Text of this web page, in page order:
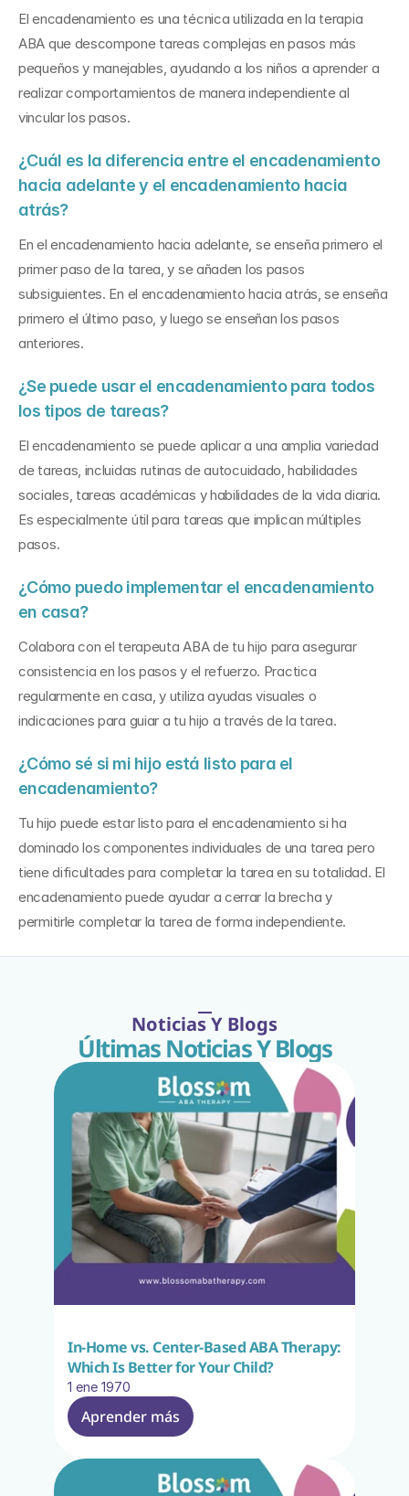
El encadenamiento es una técnica utilizada en la terapia
ABA que descompone tareas complejas en pasos más
pequeños y manejables, ayudando a los niños a aprender a
realizar comportamientos de manera independiente al
vincular los pasos.
¿Cuál es la diferencia entre el encadenamiento
hacia adelante y el encadenamiento hacia
atrás?
En el encadenamiento hacia adelante, se enseña primero el
primer paso de la tarea, y se añaden los pasos
subsiguientes. En el encadenamiento hacia atrás, se enseña
primero el último paso, y luego se enseñan los pasos
anteriores.
¿Se puede usar el encadenamiento para todos
los tipos de tareas?
El encadenamiento se puede aplicar a una amplia variedad
de tareas, incluidas rutinas de autocuidado, habilidades
sociales, tareas académicas y habilidades de la vida diaria.
Es especialmente útil para tareas que implican múltiples
pasos.
¿Cómo puedo implementar el encadenamiento
en casa?
Colabora con el terapeuta ABA de tu hijo para asegurar
consistencia en los pasos y el refuerzo. Practica
regularmente en casa, y utiliza ayudas visuales o
indicaciones para guiar a tu hijo a través de la tarea.
¿Cómo sé si mi hijo está listo para el
encadenamiento?
Tu hijo puede estar listo para el encadenamiento si ha
dominado los componentes individuales de una tarea pero
tiene dificultades para completar la tarea en su totalidad. El
encadenamiento puede ayudar a cerrar la brecha y
permitirle completar la tarea de forma independiente.
Noticias Y Blogs
Últimas Noticias Y Blogs
In-Home vs. Center-Based ABA Therapy:
Which Is Better for Your Child?
1 ene 1970
Aprender más